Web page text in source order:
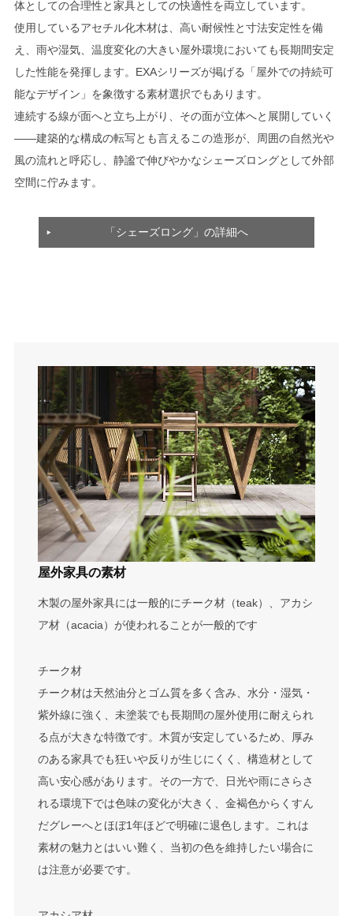
体としての合理性と家具としての快適性を両立しています。
使用しているアセチル化木材は、高い耐候性と寸法安定性を備
え、雨や湿気、温度変化の大きい屋外環境においても長期間安定
した性能を発揮します。EXAシリーズが掲げる「屋外での持続可
能なデザイン」を象徴する素材選択でもあります。
連続する線が面へと立ち上がり、その面が立体へと展開していく
——建築的な構成の転写とも言えるこの造形が、周囲の自然光や
風の流れと呼応し、静謐で伸びやかなシェーズロングとして外部
空間に佇みます。
「シェーズロング」の詳細へ
屋外家具の素材
木製の屋外家具には一般的にチーク材（teak）、アカシ
ア材（acacia）が使われることが一般的です
チーク材
チーク材は天然油分とゴム質を多く含み、水分・湿気・
紫外線に強く、未塗装でも長期間の屋外使用に耐えられ
る点が大きな特徴です。木質が安定しているため、厚み
のある家具でも狂いや反りが生じにくく、構造材として
高い安心感があります。その一方で、日光や雨にさらさ
れる環境下では色味の変化が大きく、金褐色からくすん
だグレーへとほぼ1年ほどで明確に退色します。これは
素材の魅力とはいい難く、当初の色を維持したい場合に
は注意が必要です。